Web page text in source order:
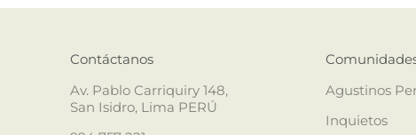
Contáctanos
Av. Pablo Carriquiry 148,
San Isidro, Lima PERÚ
Agustinos
Inquietos